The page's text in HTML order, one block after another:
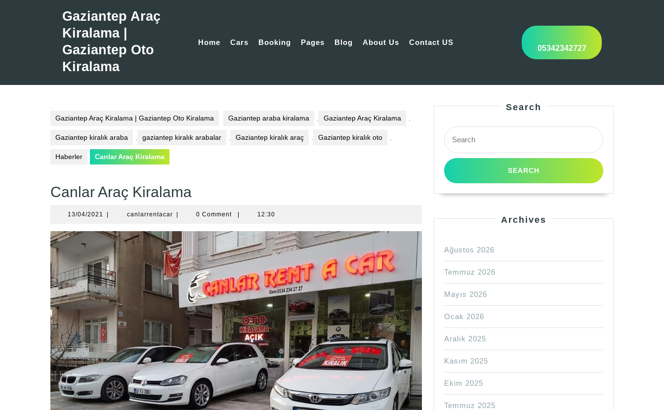
Gaziantep Araç
Kiralama |
Gaziantep Oto
Kiralama
Home Cars Booking Pages Blog About Us Contact US
05342342727
Gaziantep Araç Kiralama | Gaziantep Oto Kiralama Gaziantep araba kiralama Gaziantep Araç Kiralama
Gaziantep kiralık araba gaziantep kiralık arabalar Gaziantep kiralık araç Gaziantep kiralık oto
Haberler Canlar Araç Kiralama
Canlar Araç Kiralama
13/04/2021 13/04/2021canlarrentacarcanlarrentacar
0 Comment 12:30
Search
Search
for:
Archives
Ağustos 2026
Temmuz 2026
Mayıs 2026
Ocak 2026
Aralık 2025
Kasım 2025
Ekim 2025
Temmuz 2025